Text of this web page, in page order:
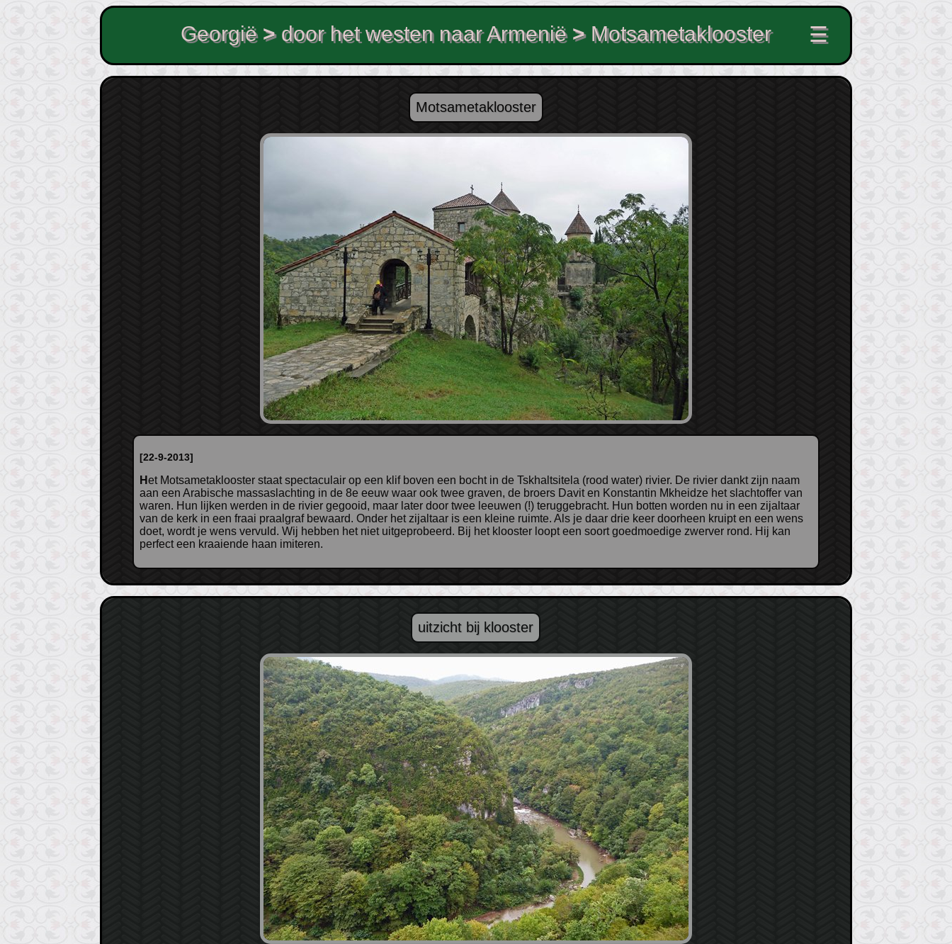
Georgië> door het westen naar Armenië> Motsametaklooster ☰
Motsametaklooster
[22-9-2013]
Het Motsametaklooster staat spectaculair op een klif boven een bocht in de Tskhaltsitela (rood water) rivier. De rivier dankt zijn naam
aan een Arabische massaslachting in de 8e eeuw waar ook twee graven, de broers Davit en Konstantin Mkheidze het slachtoffer van
waren. Hun lijken werden in de rivier gegooid, maar later door twee leeuwen (!) teruggebracht. Hun botten worden nu in een zijaltaar
van de kerk in een fraai praalgraf bewaard. Onder het zijaltaar is een kleine ruimte. Als je daar drie keer doorheen kruipt en een wens
doet, wordt je wens vervuld. Wij hebben het niet uitgeprobeerd. Bij het klooster loopt een soort goedmoedige zwerver rond. Hij kan
perfect een kraaiende haan imiteren.
uitzicht bij klooster